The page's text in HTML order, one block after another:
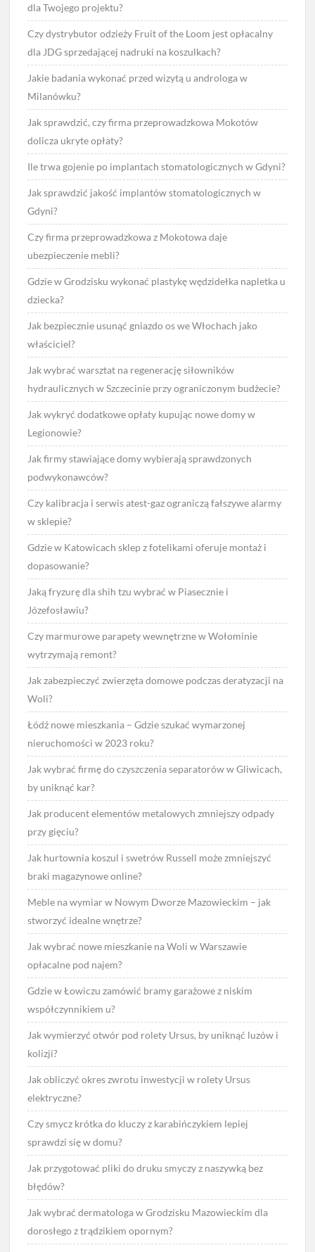
dla Twojego projektu?
Czy dystrybutor odzieży Fruit of the Loom jest opłacalny
dla JDG sprzedającej nadruki na koszulkach?
Jakie badania wykonać przed wizytą u androloga w
Milanówku?
Jak sprawdzić, czy firma przeprowadzkowa Mokotów
dolicza ukryte opłaty?
Ile trwa gojenie po implantach stomatologicznych w Gdyni?
Jak sprawdzić jakość implantów stomatologicznych w
Gdyni?
Czy firma przeprowadzkowa z Mokotowa daje
ubezpieczenie mebli?
Gdzie w Grodzisku wykonać plastykę wędzidełka napletka u
dziecka?
Jak bezpiecznie usunąć gniazdo os we Włochach jako
właściciel?
Jak wybrać warsztat na regenerację siłowników
hydraulicznych w Szczecinie przy ograniczonym budżecie?
Jak wykryć dodatkowe opłaty kupując nowe domy w
Legionowie?
Jak firmy stawiające domy wybierają sprawdzonych
podwykonawców?
Czy kalibracja i serwis atest-gaz ograniczą fałszywe alarmy
w sklepie?
Gdzie w Katowicach sklep z fotelikami oferuje montaż i
dopasowanie?
Jaką fryzurę dla shih tzu wybrać w Piasecznie i
Józefosławiu?
Czy marmurowe parapety wewnętrzne w Wołominie
wytrzymają remont?
Jak zabezpieczyć zwierzęta domowe podczas deratyzacji na
Woli?
Łódź nowe mieszkania – Gdzie szukać wymarzonej
nieruchomości w 2023 roku?
Jak wybrać firmę do czyszczenia separatorów w Gliwicach,
by uniknąć kar?
Jak producent elementów metalowych zmniejszy odpady
przy gięciu?
Jak hurtownia koszul i swetrów Russell może zmniejszyć
braki magazynowe online?
Meble na wymiar w Nowym Dworze Mazowieckim – jak
stworzyć idealne wnętrze?
Jak wybrać nowe mieszkanie na Woli w Warszawie
opłacalne pod najem?
Gdzie w Łowiczu zamówić bramy garażowe z niskim
współczynnikiem u?
Jak wymierzyć otwór pod rolety Ursus, by uniknąć luzów i
kolizji?
Jak obliczyć okres zwrotu inwestycji w rolety Ursus
elektryczne?
Czy smycz krótka do kluczy z karabińczykiem lepiej
sprawdzi się w domu?
Jak przygotować pliki do druku smyczy z naszywką bez
błędów?
Jak wybrać dermatologa w Grodzisku Mazowieckim dla
dorosłego z trądzikiem opornym?